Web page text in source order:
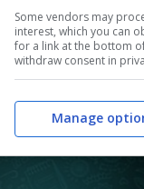
anni di lavoro,
Some vendors may
interest, which you can
for a link at the bottom
withdraw consent in
Manage